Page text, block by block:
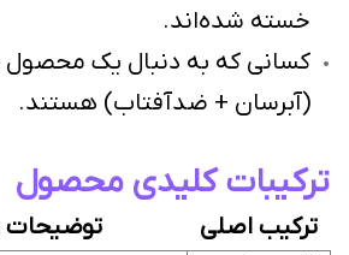
خسته شده‌اند.
کسانی که به دنبال یک محصول
(آبرسان + ضدآفتاب) هستند.
ترکیبات کلیدی محصول
ترکیب اصلی
توضیحات